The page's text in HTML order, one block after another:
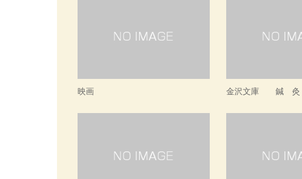
映画 金沢文庫 鍼 灸